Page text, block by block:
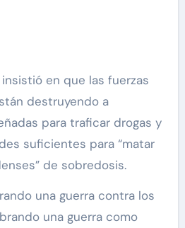
en que las fuerzas
destruyendo a
para traficar drogas y
suficientes para “matar
de sobredosis.
una guerra contra los
una guerra como